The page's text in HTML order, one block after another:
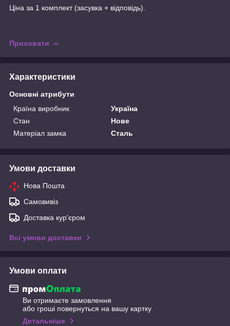
Ціна за 1 комплект (засувка + відповідь).
Приховати
Характеристики
Основні атрибути
Країна виробник
Україна
Стан
Нове
Матеріал замка
Сталь
Умови доставки
Нова Пошта
Самовивіз
Доставка кур'єром
Всі умови доставки
Умови оплати
Ви отримаєте замовлення
або гроші повернуться на вашу картку
Детальніше